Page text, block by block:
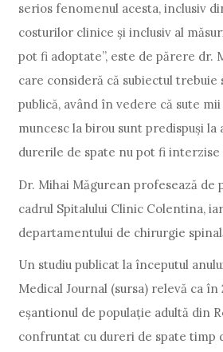
serios fenomenul acesta, inclusiv
costurilor clinice și inclusiv al
pot fi adoptate”, este de părere dr.
care consideră că subiectul trebuie
publică, având în vedere că sute
muncesc la birou sunt predispuși
durerile de spate nu pot fi
Dr. Mihai Măgurean profesează de
cadrul Spitalului Clinic Colentina,
departamentului de chirurgie
Un studiu publicat la începutul
Medical Journal (sursa) relevă ca în
eșantionul de populație adultă din
confruntat cu dureri de spate timp